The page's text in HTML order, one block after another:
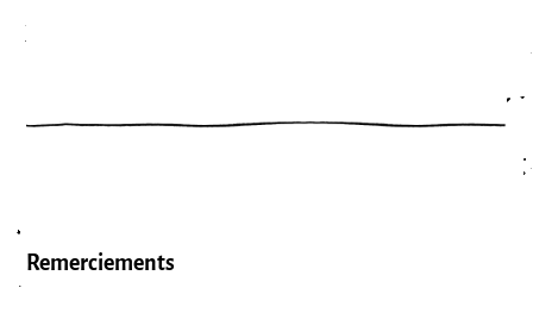
Remerciements